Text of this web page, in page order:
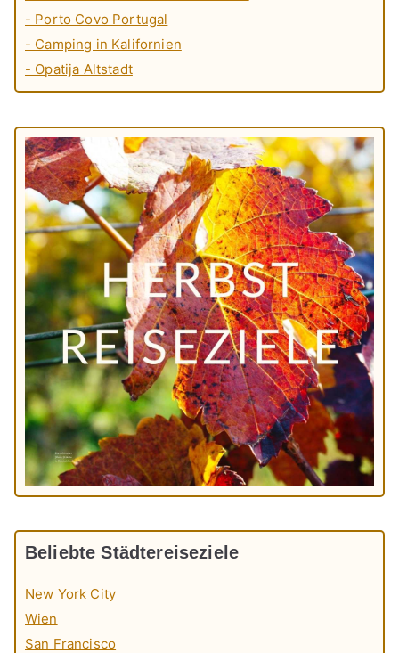
- Porto Covo Portugal
- Camping in Kalifornien
- Opatija Altstadt
Beliebte Städtereiseziele
New York City
Wien
San Francisco